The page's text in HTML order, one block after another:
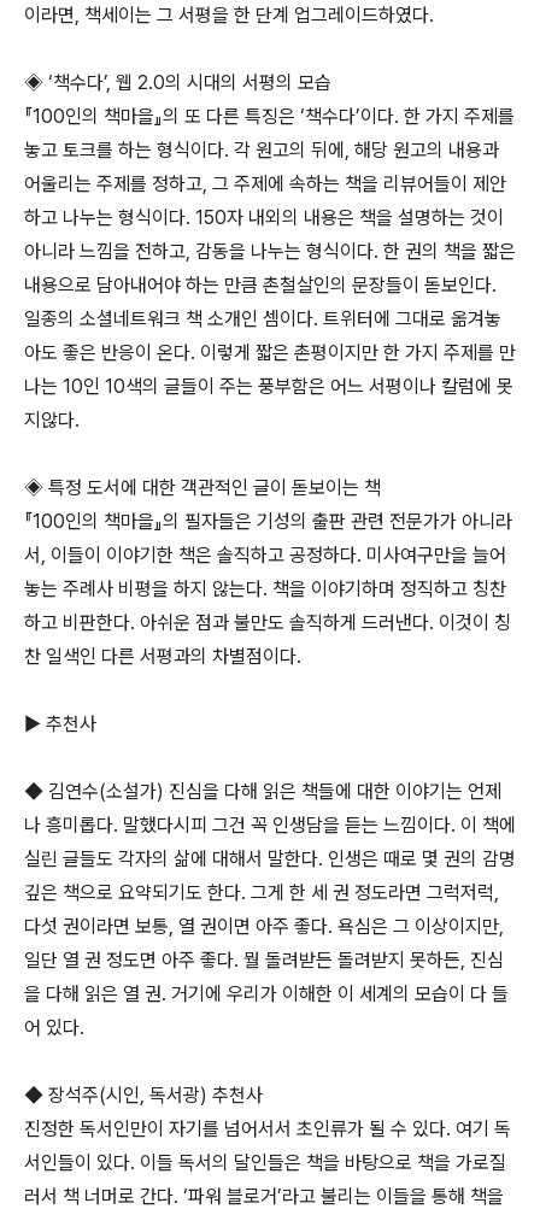
이라면, 책세이는 그 서평을 한 단계 업그레이드하였다.
◈ ‘책수다’, 웹 2.0의 시대의 서평의 모습
『100인의 책마을』의 또 다른 특징은 ‘책수다’이다. 한 가지 주제를
놓고 토크를 하는 형식이다. 각 원고의 뒤에, 해당 원고의 내용과
어울리는 주제를 정하고, 그 주제에 속하는 책을 리뷰어들이 제안
하고 나누는 형식이다. 150자 내외의 내용은 책을 설명하는 것이
아니라 느낌을 전하고, 감동을 나누는 형식이다. 한 권의 책을 짧은
내용으로 담아내어야 하는 만큼 촌철살인의 문장들이 돋보인다.
일종의 소셜네트워크 책 소개인 셈이다. 트위터에 그대로 옮겨놓
아도 좋은 반응이 온다. 이렇게 짧은 촌평이지만 한 가지 주제를 만
나는 10인 10색의 글들이 주는 풍부함은 어느 서평이나 칼럼에 못
지않다.
◈ 특정 도서에 대한 객관적인 글이 돋보이는 책
『100인의 책마을』의 필자들은 기성의 출판 관련 전문가가 아니라
서, 이들이 이야기한 책은 솔직하고 공정하다. 미사여구만을 늘어
놓는 주례사 비평을 하지 않는다. 책을 이야기하며 정직하고 칭찬
하고 비판한다. 아쉬운 점과 불만도 솔직하게 드러낸다. 이것이 칭
찬 일색인 다른 서평과의 차별점이다.
▶ 추천사
◆ 김연수(소설가) 진심을 다해 읽은 책들에 대한 이야기는 언제
나 흥미롭다. 말했다시피 그건 꼭 인생담을 듣는 느낌이다. 이 책에
실린 글들도 각자의 삶에 대해서 말한다. 인생은 때로 몇 권의 감명
깊은 책으로 요약되기도 한다. 그게 한 세 권 정도라면 그럭저럭,
다섯 권이라면 보통, 열 권이면 아주 좋다. 욕심은 그 이상이지만,
일단 열 권 정도면 아주 좋다. 뭘 돌려받든 돌려받지 못하든, 진심
을 다해 읽은 열 권. 거기에 우리가 이해한 이 세계의 모습이 다 들
어 있다.
◆ 장석주(시인, 독서광) 추천사
진정한 독서인만이 자기를 넘어서서 초인류가 될 수 있다. 여기 독
서인들이 있다. 이들 독서의 달인들은 책을 바탕으로 책을 가로질
러서 책 너머로 간다. ‘파워 블로거’라고 불리는 이들을 통해 책을